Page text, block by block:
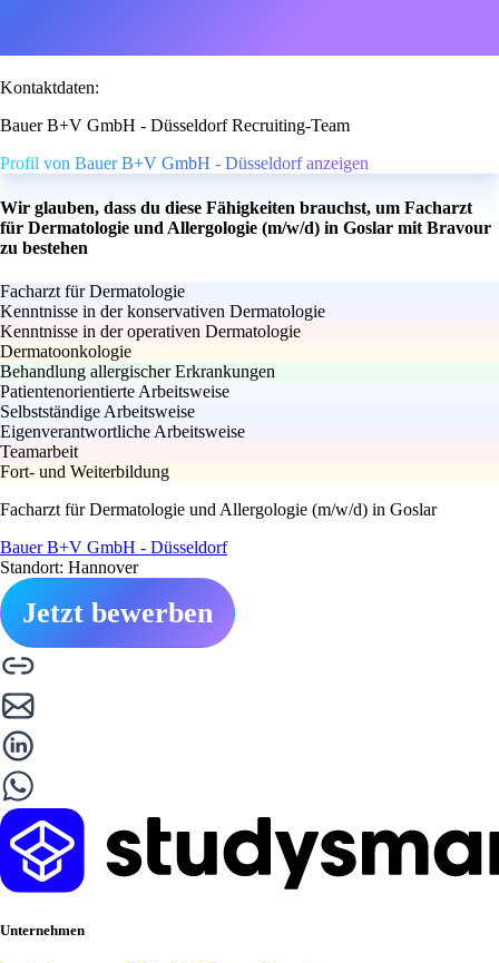
Kontaktdaten:
Bauer B+V GmbH - Düsseldorf Recruiting-Team
Profil von Bauer B+V GmbH - Düsseldorf anzeigen
Wir glauben, dass du diese Fähigkeiten brauchst, um Facharzt
für Dermatologie und Allergologie (m/w/d) in Goslar mit Bravour
zu bestehen
Facharzt für Dermatologie
Kenntnisse in der konservativen Dermatologie
Kenntnisse in der operativen Dermatologie
Dermatoonkologie
Behandlung allergischer Erkrankungen
Patientenorientierte Arbeitsweise
Selbstständige Arbeitsweise
Eigenverantwortliche Arbeitsweise
Teamarbeit
Fort- und Weiterbildung
Facharzt für Dermatologie und Allergologie (m/w/d) in Goslar
Bauer B+V GmbH - Düsseldorf
Standort: Hannover
Jetzt bewerben
Unternehmen